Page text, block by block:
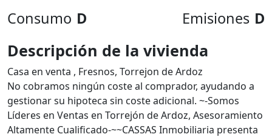
Consumo D Emisiones D
Descripción de la vivienda
Casa en venta , Fresnos, Torrejon de Ardoz
No cobramos ningún coste al comprador, ayudando a
gestionar su hipoteca sin coste adicional. ~-Somos
Líderes en Ventas en Torrejón de Ardoz, Asesoramiento
Altamente Cualificado-~~CASSAS Inmobiliaria presenta